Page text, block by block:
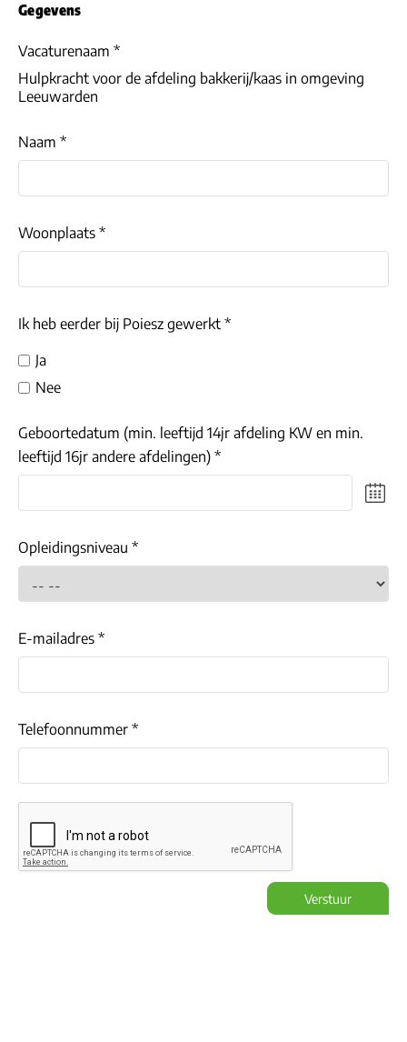
Gegevens
Vacaturenaam *
Hulpkracht voor de afdeling bakkerij/kaas in omgeving
Leeuwarden
Naam *
Woonplaats *
Ik heb eerder bij Poiesz gewerkt *
Ja
Nee
Geboortedatum (min. leeftijd 14jr afdeling KW en min.
leeftijd 16jr andere afdelingen) *
Opleidingsniveau *
E-mailadres *
Telefoonnummer *
Verstuur